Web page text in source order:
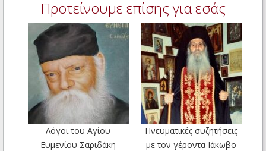
Προτείνουμε επίσης για εσάς
Λόγοι του Αγίου
Ευμενίου Σαριδάκη
Πνευματικές συζητήσεις
με τον γέροντα Ιάκωβο